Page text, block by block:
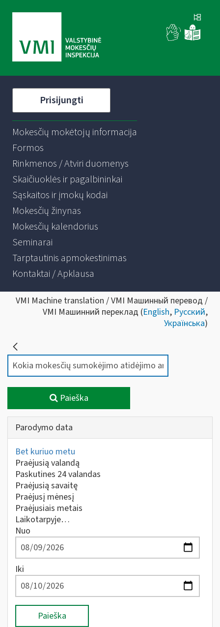
Prisijungti
Mokesčių mokėtojų informacija
Formos
Rinkmenos / Atviri duomenys
Skaičiuoklės ir pagalbininkai
Sąskaitos ir įmokų kodai
Mokesčių žinynas
Mokesčių kalendorius
Seminarai
Tarptautinis apmokestinimas
Kontaktai / Apklausa
VMI Machine translation / VMI Машинный перевод /
VMI Машинний переклад (English, Русский,
Українська)
Paieška
Parodymo data
Bet kuriuo metu
Praėjusią valandą
Paskutines 24 valandas
Praėjusią savaitę
Praėjusį mėnesį
Praėjusiais metais
Laikotarpyje…
Nuo
Iki
Paieška